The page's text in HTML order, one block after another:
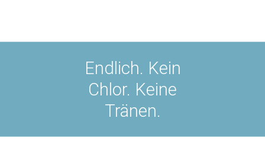
Endlich. Kein
Chlor. Keine
Tränen.